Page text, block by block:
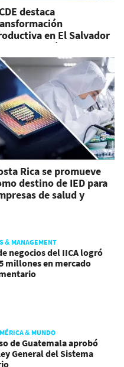
destaca
en El Salvador
industria médica de
Rica
Rica se promueve
destino de IED para
de salud y
& MANAGEMENT
negocios del IICA logró
millones en mercado
& MUNDO
de Guatemala aprobó
General del Sistema